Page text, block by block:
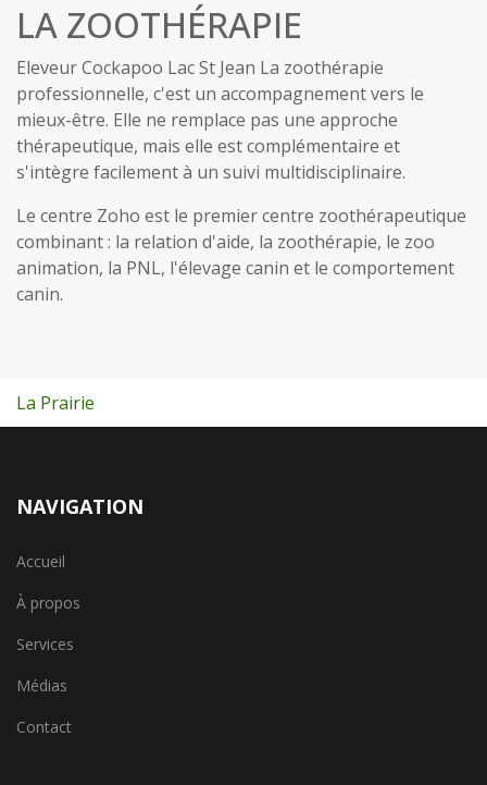
LA ZOOTHÉRAPIE
Eleveur Cockapoo Lac St Jean La zoothérapie
professionnelle, c'est un accompagnement vers le
mieux-être. Elle ne remplace pas une approche
thérapeutique, mais elle est complémentaire et
s'intègre facilement à un suivi multidisciplinaire.
Le centre Zoho est le premier centre zoothérapeutique
combinant : la relation d'aide, la zoothérapie, le zoo
animation, la PNL, l'élevage canin et le comportement
canin.
La Prairie
NAVIGATION
Accueil
À propos
Services
Médias
Contact